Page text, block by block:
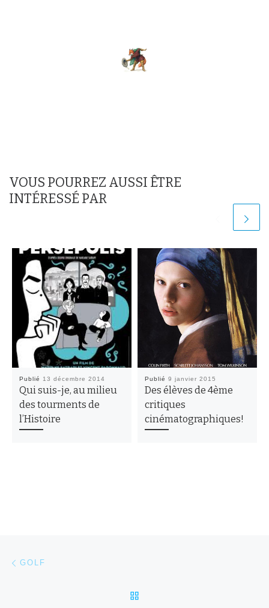
VOUS POURREZ AUSSI ÊTRE
INTÉRESSÉ PAR
Publié 13 décembre 2014
Qui suis-je, au milieu
des tourments de
l’Histoire
Publié 9 janvier 2015
Des élèves de 4ème
critiques
cinématographiques!
Parcourir les articles
GOLF